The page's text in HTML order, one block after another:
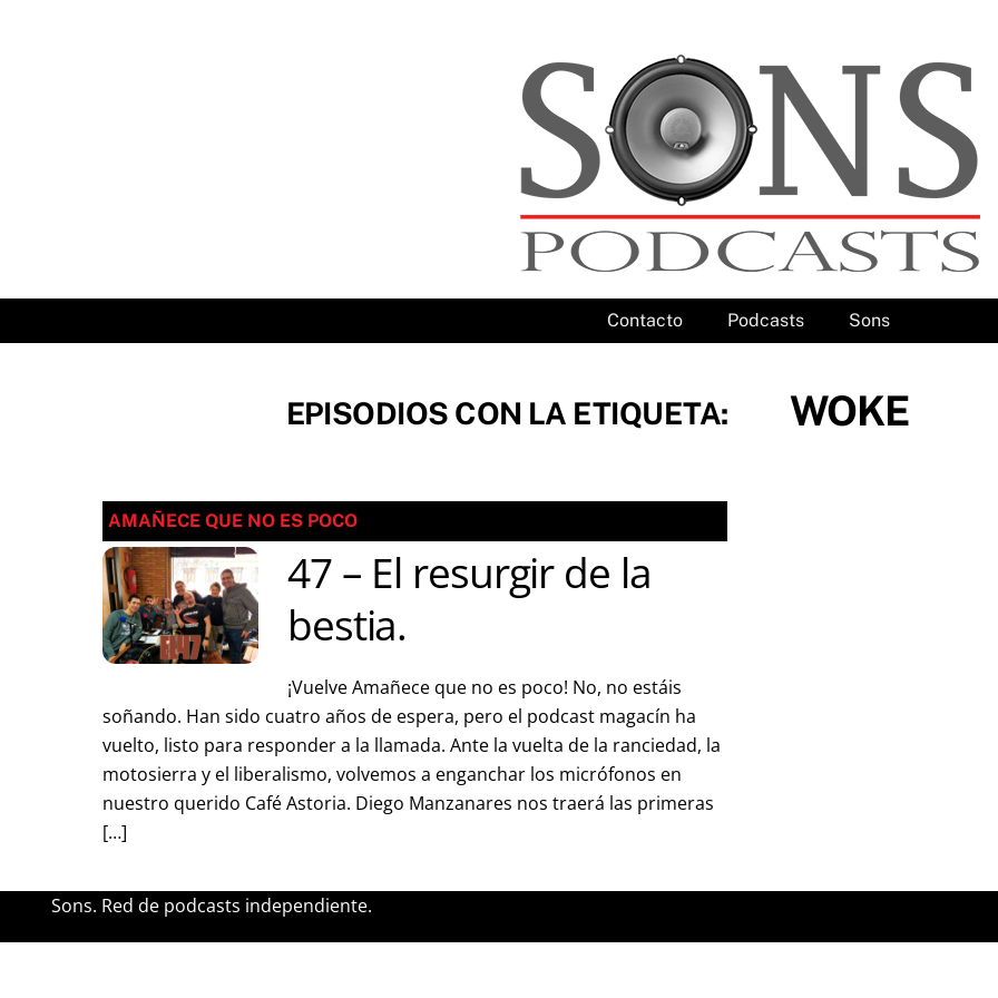
Contacto Podcasts Sons
EPISODIOS CON LA ETIQUETA: WOKE
AMAÑECE QUE NO ES POCO
47 – El resurgir de la
bestia.
¡Vuelve Amañece que no es poco! No, no estáis
soñando. Han sido cuatro años de espera, pero el podcast magacín ha
vuelto, listo para responder a la llamada. Ante la vuelta de la ranciedad, la
motosierra y el liberalismo, volvemos a enganchar los micrófonos en
nuestro querido Café Astoria. Diego Manzanares nos traerá las primeras
[…]
Sons. Red de podcasts independiente.